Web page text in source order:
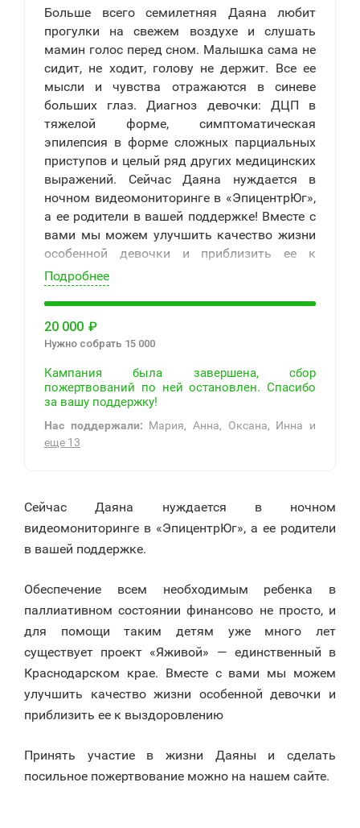
Больше всего семилетняя Даяна любит
прогулки на свежем воздухе и слушать
мамин голос перед сном. Малышка сама не
сидит, не ходит, голову не держит. Все ее
мысли и чувства отражаются в синеве
больших глаз. Диагноз девочки: ДЦП в
тяжелой форме, симптоматическая
эпилепсия в форме сложных парциальных
приступов и целый ряд других медицинских
выражений. Сейчас Даяна нуждается в
ночном видеомониторинге в «ЭпицентрЮг»,
а ее родители в вашей поддержке! Вместе с
вами мы можем улучшить качество жизни
особенной девочки и приблизить ее к
выздоровлению.
Подробнее
20 000 ₽
Нужно собрать 15 000
Нас поддержали: Мария, Анна, Оксана, Инна и
еще 13
Кампания была завершена, сбор
пожертвований по ней остановлен. Спасибо
за вашу поддержку!
Сейчас Даяна нуждается в ночном
видеомониторинге в «ЭпицентрЮг», а ее родители
в вашей поддержке.
Обеспечение всем необходимым ребенка в
паллиативном состоянии финансово не просто, и
для помощи таким детям уже много лет
существует проект «Яживой» — единственный в
Краснодарском крае. Вместе с вами мы можем
улучшить качество жизни особенной девочки и
приблизить ее к выздоровлению
Принять участие в жизни Даяны и сделать
посильное пожертвование можно на нашем сайте.